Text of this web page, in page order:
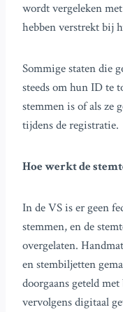
wordt vergeleken
hebben verstrekt bij
Sommige staten die
steeds om hun ID te
stemmen is of als ze
tijdens de registratie.
Hoe werkt de
In de VS is er geen
stemmen, en de
overgelaten.
en stembiljetten
doorgaans geteld
vervolgens digitaal